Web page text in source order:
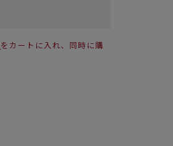
をカートに入れ、同時に購